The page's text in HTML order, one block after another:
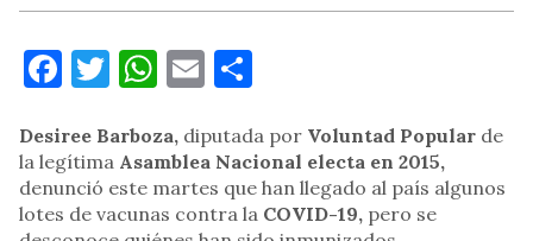
Facebook
Twitter
WhatsApp
Email
Desiree Barboza, diputada por Voluntad Popular de
la legítima Asamblea Nacional electa en 2015,
denunció este martes que han llegado al país algunos
lotes de vacunas contra la COVID-19, pero se